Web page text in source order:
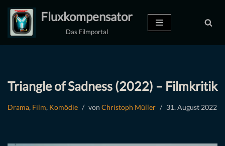
Zum
Inhalt
Fluxkompensator
Das Filmportal
Triangle of Sadness (2022) – Filmkritik
Drama, Film, Komödie von Christoph Müller 31. August 2022